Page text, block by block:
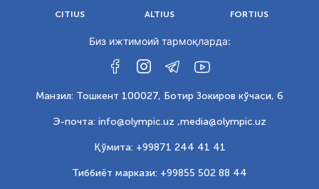
CITIUS ALTIUS FORTIUS
Биз ижтимоий тармоқларда:
Манзил: Тошкент 100027, Ботир Зокиров кўчаси, 6
Э-почта: info@olympic.uz ,media@olympic.uz
Қўмита: +99871 244 41 41
Тиббиёт маркази: +99855 502 88 44